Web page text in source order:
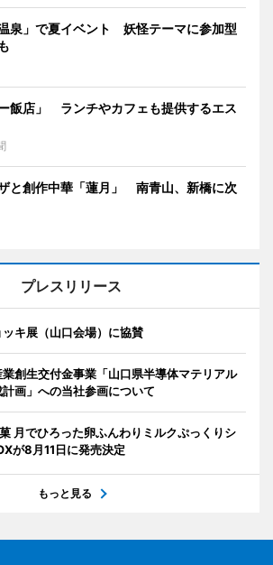
泉」で夏イベント 妖怪テーマに参加型
飯店」 ランチやカフェも提供するエス
と創作中華「蓮月」 南青山、新橋に次
プレスリリース
キ展（山口会場）に協賛
創生交付金事業「山口県半導体マテリアル
画」への当社参画について
月でひろった卵ふんわりミルクぷっくりシ
が8月11日に発売決定
もっと見る